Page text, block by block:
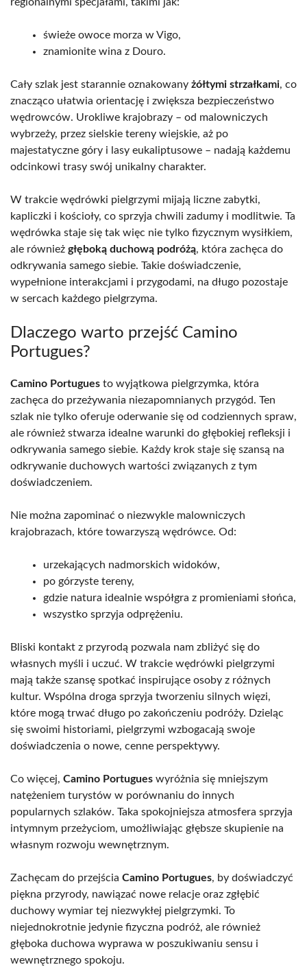
świeże owoce morza w Vigo,
znamionite wina z Douro.
Cały szlak jest starannie oznakowany żółtymi strzałkami, co
znacząco ułatwia orientację i zwiększa bezpieczeństwo
wędrowców. Urokliwe krajobrazy – od malowniczych
wybrzeży, przez sielskie tereny wiejskie, aż po
majestatyczne góry i lasy eukaliptusowe – nadają każdemu
odcinkowi trasy swój unikalny charakter.
W trakcie wędrówki pielgrzymi mijają liczne zabytki,
kapliczki i kościoły, co sprzyja chwili zadumy i modlitwie. Ta
wędrówka staje się tak więc nie tylko fizycznym wysiłkiem,
ale również głęboką duchową podróżą, która zachęca do
odkrywania samego siebie. Takie doświadczenie,
wypełnione interakcjami i przygodami, na długo pozostaje
w sercach każdego pielgrzyma.
Dlaczego warto przejść Camino
Portugues?
Camino Portugues to wyjątkowa pielgrzymka, która
zachęca do przeżywania niezapomnianych przygód. Ten
szlak nie tylko oferuje oderwanie się od codziennych spraw,
ale również stwarza idealne warunki do głębokiej refleksji i
odkrywania samego siebie. Każdy krok staje się szansą na
odkrywanie duchowych wartości związanych z tym
doświadczeniem.
Nie można zapominać o niezwykle malowniczych
krajobrazach, które towarzyszą wędrówce. Od:
urzekających nadmorskich widoków,
po górzyste tereny,
gdzie natura idealnie współgra z promieniami słońca,
wszystko sprzyja odprężeniu.
Bliski kontakt z przyrodą pozwala nam zbliżyć się do
własnych myśli i uczuć. W trakcie wędrówki pielgrzymi
mają także szansę spotkać inspirujące osoby z różnych
kultur. Wspólna droga sprzyja tworzeniu silnych więzi,
które mogą trwać długo po zakończeniu podróży. Dzieląc
się swoimi historiami, pielgrzymi wzbogacają swoje
doświadczenia o nowe, cenne perspektywy.
Co więcej, Camino Portugues wyróżnia się mniejszym
natężeniem turystów w porównaniu do innych
popularnych szlaków. Taka spokojniejsza atmosfera sprzyja
intymnym przeżyciom, umożliwiając głębsze skupienie na
własnym rozwoju wewnętrznym.
Zachęcam do przejścia Camino Portugues, by doświadczyć
piękna przyrody, nawiązać nowe relacje oraz zgłębić
duchowy wymiar tej niezwykłej pielgrzymki. To
niejednokrotnie jedynie fizyczna podróż, ale również
głęboka duchowa wyprawa w poszukiwaniu sensu i
wewnętrznego spokoju.